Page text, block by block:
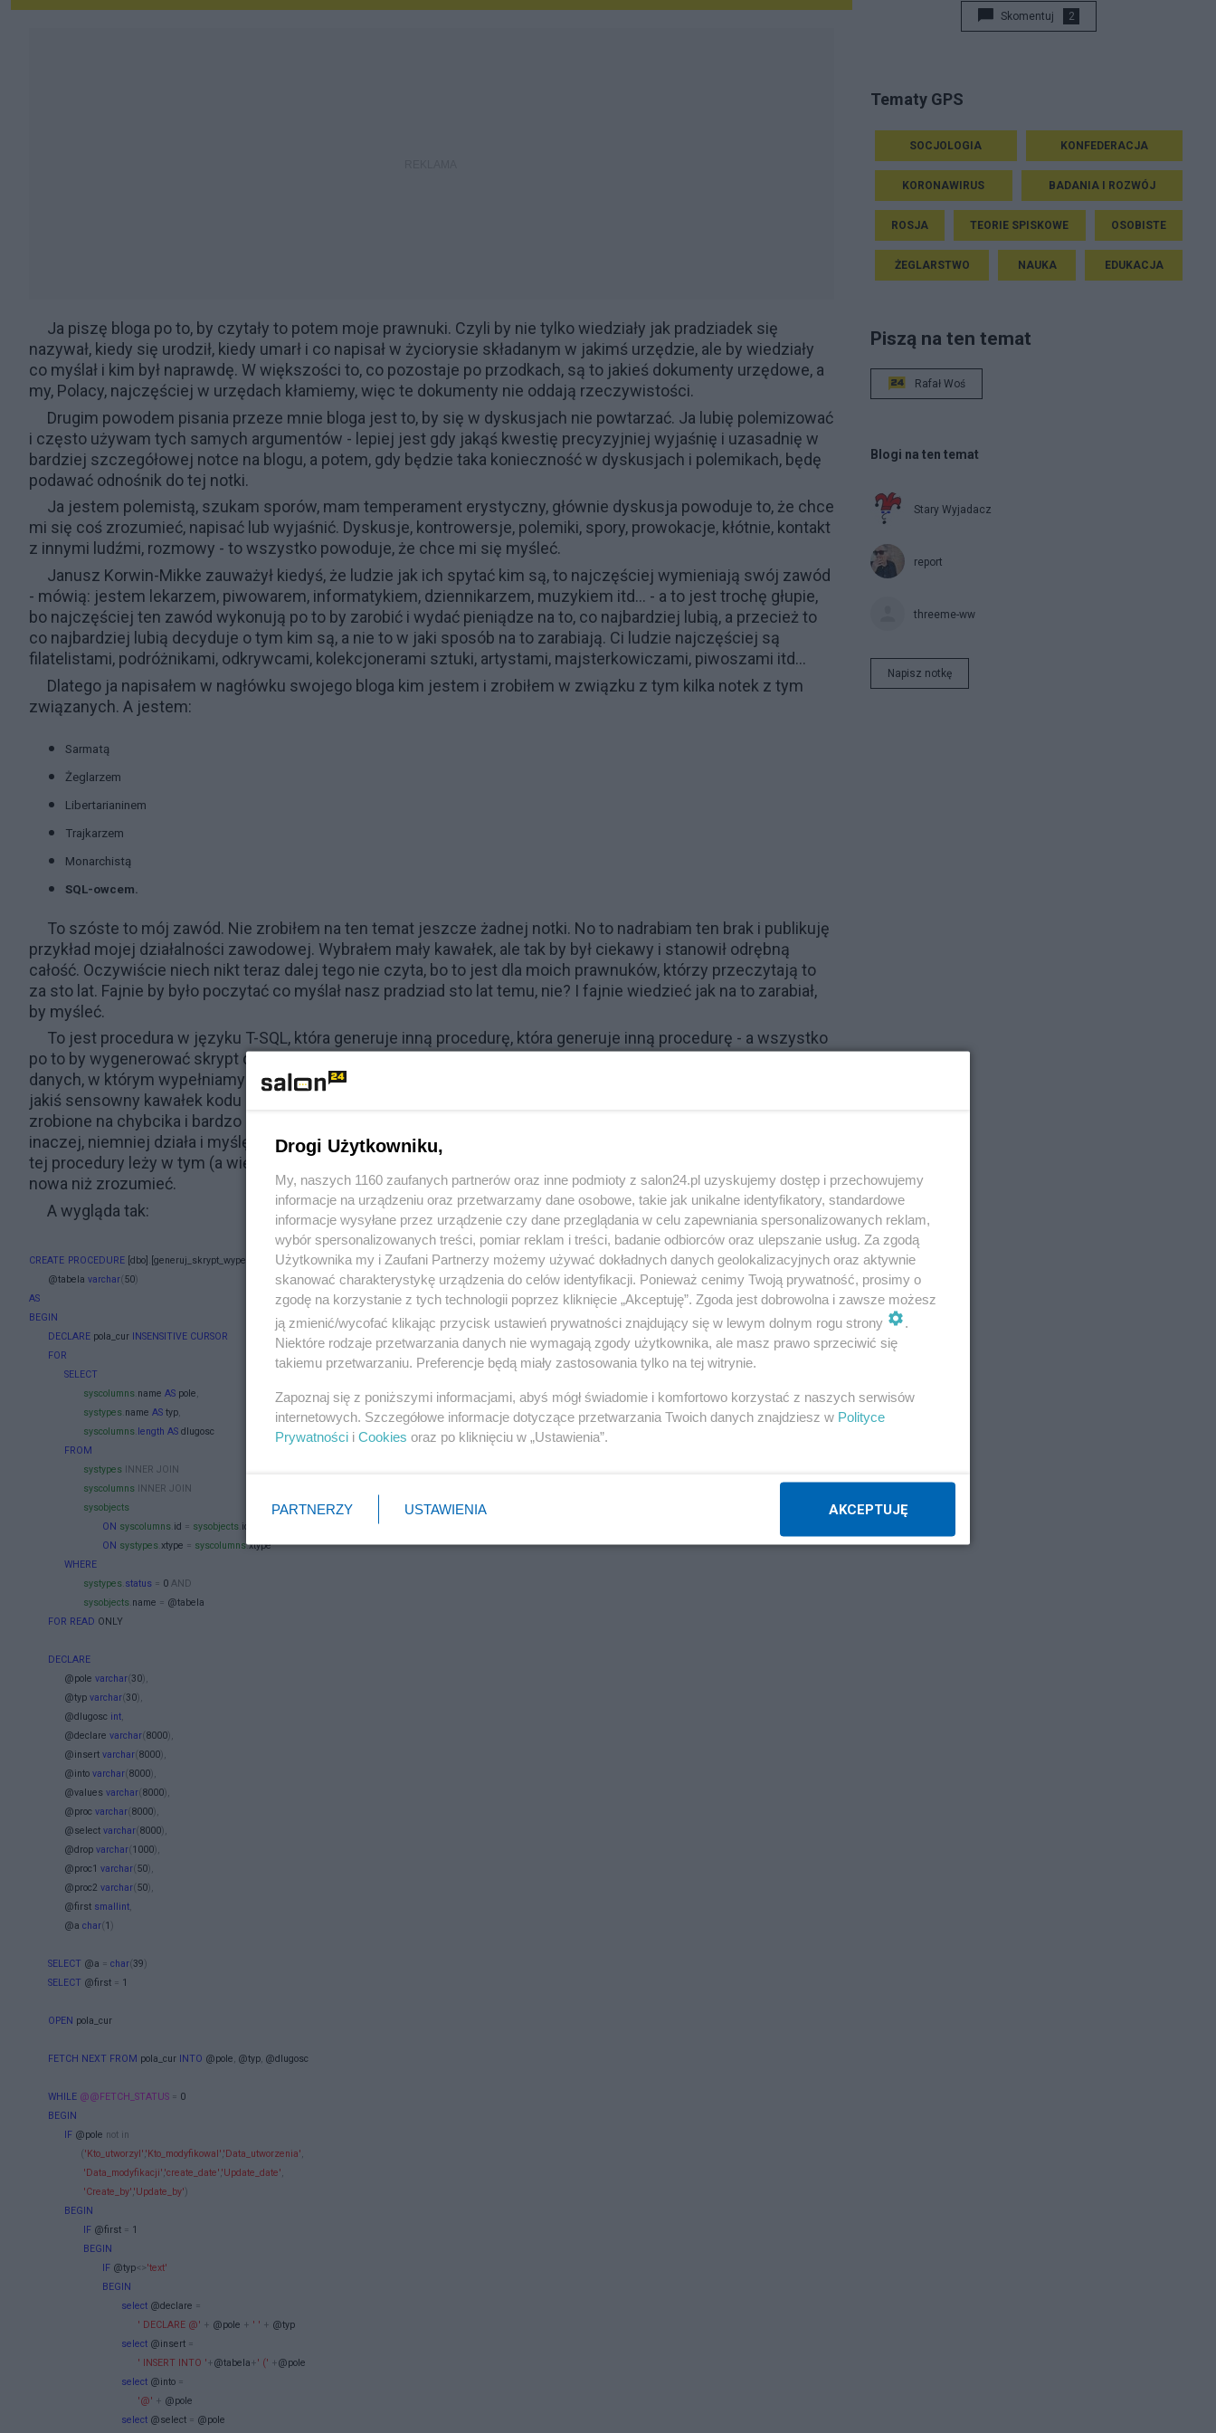
Ja piszę bloga po to, by czytały to potem moje prawnuki. Czyli by nie tylko wiedziały jak pradziadek się
nazywał, kiedy się urodził, kiedy umarł i co napisał w życiorysie składanym w jakimś urzędzie, ale by wiedziały
co myślał i kim był naprawdę. W większości to, co pozostaje po przodkach, są to jakieś dokumenty urzędowe, a
my, Polacy, najczęściej w urzędach kłamiemy, więc te dokumenty nie oddają rzeczywistości.
Drugim powodem pisania przeze mnie bloga jest to, by się w dyskusjach nie powtarzać. Ja lubię polemizować
i często używam tych samych argumentów - lepiej jest gdy jakąś kwestię precyzyjniej wyjaśnię i uzasadnię w
bardziej szczegółowej notce na blogu, a potem, gdy będzie taka konieczność w dyskusjach i polemikach, będę
podawać odnośnik do tej notki.
Ja jestem polemistą, szukam sporów, mam temperament erystyczny, głównie dyskusja powoduje to, że chce
mi się coś zrozumieć, napisać lub wyjaśnić. Dyskusje, kontrowersje, polemiki, spory, prowokacje, kłótnie, kontakt
z innymi ludźmi, rozmowy - to wszystko powoduje, że chce mi się myśleć.
Janusz Korwin-Mikke zauważył kiedyś, że ludzie jak ich spytać kim są, to najczęściej wymieniają swój zawód
- mówią: jestem lekarzem, piwowarem, informatykiem, dziennikarzem, muzykiem itd… - a to jest trochę głupie,
bo najczęściej ten zawód wykonują po to by zarobić i wydać pieniądze na to, co najbardziej lubią, a przecież to
co najbardziej lubią decyduje o tym kim są, a nie to w jaki sposób na to zarabiają. Ci ludzie najczęściej są
filatelistami, podróżnikami, odkrywcami, kolekcjonerami sztuki, artystami, majsterkowiczami, piwoszami itd…
Dlatego ja napisałem w nagłówku swojego bloga kim jestem i zrobiłem w związku z tym kilka notek z tym
związanych. A jestem:
Sarmatą
Żeglarzem
Libertarianinem
Trajkarzem
Monarchistą
SQL-owcem.
To szóste to mój zawód. Nie zrobiłem na ten temat jeszcze żadnej notki. No to nadrabiam ten brak i publikuję
przykład mojej działalności zawodowej. Wybrałem mały kawałek, ale tak by był ciekawy i stanowił odrębną
całość. Oczywiście niech nikt teraz dalej tego nie czyta, bo to jest dla moich prawnuków, którzy przeczytają to
za sto lat. Fajnie by było poczytać co myślał nasz pradziad sto lat temu, nie? I fajnie wiedzieć jak na to zarabiał,
by myśleć.
To jest procedura w języku T-SQL, która generuje inną procedurę, która generuje inną procedurę - a wszystko
po to by wygenerować skrypt dodający do tabeli dane - po to by utworzyć skrypt instalacyjny jakiejś bazy
danych, w którym wypełniamy danymi różne tabele konfiguracyjne. Daleko jej do tego by przedstawiać ją jako
jakiś sensowny kawałek kodu do naśladowania - nie ma w tym komentarzy, nie jest całkiem uniwersalne, zostało
zrobione na chybcika i bardzo dawno temu. Ta procedura jest bez sensu, takie sprawy fachowo załatwia się
inaczej, niemniej działa i myślę, że to wystarczy, by całkowicie zademonstrować mój zawód. Dodatkowo piękno
tej procedury leży w tym (a większość informatyków uzna to za kompromitującą wadę), że łatwiej ją napisać od
nowa niż zrozumieć.
A wygląda tak:
CREATE PROCEDURE [dbo] [generuj_skrypt_wypelniajacy]
@tabela varchar(50)
AS
BEGIN
DECLARE pola_cur INSENSITIVE CURSOR
FOR
SELECT
syscolumns name AS pole
systypes name AS typ
syscolumns length AS dlugosc
FROM
systypes INNER JOIN
syscolumns INNER JOIN
sysobjects
ON syscolumns id = sysobjects id
ON systypes xtype = syscolumns.xtype
WHERE
systypes status = 0 AND
sysobjects name = @tabela
FOR READ ONLY
DECLARE
@pole varchar(30),
@typ varchar(30),
@dlugosc int
@declare varchar(8000),
@insert varchar(8000),
@into varchar(8000),
@values varchar(8000),
@proc varchar(8000),
@select varchar(8000),
@drop varchar(1000),
@proc1 varchar(50),
@proc2 varchar(50),
@first smallint
@a char(1 )
SELECT @a = char(39 )
SELECT @first = 1
OPEN pola_cur
FETCH NEXT FROM pola_cur INTO @pole @typ @dlugosc
WHILE @@FETCH_STATUS = 0
BEGIN
IF @pole not in
('Kto_utworzyl' 'Kto_modyfikowal' 'Data_utworzenia'
'Data_modyfikacji' 'create_date' 'Update_date'
'Create_by' 'Update_by' )
BEGIN
IF @first = 1
BEGIN
IF @typ<>'text'
BEGIN
select @declare =
' DECLARE @' + @pole + ' ' + @typ
select @insert =
' INSERT INTO '+@tabela+' (' +@pole
select @into =
'@' + @pole
select @select = @pole
Skomentuj 2
Tematy GPS
SOCJOLOGIA KONFEDERACJA
KORONAWIRUS BADANIA I ROZWÓJ
ROSJA TEORIE SPISKOWE OSOBISTE
ŻEGLARSTWO NAUKA EDUKACJA
Piszą na ten temat
Rafał Woś
Blogi na ten temat
Stary Wyjadacz
report
threeme-ww
Napisz notkę
Drogi Użytkowniku,
My, naszych 1160 zaufanych partnerów oraz inne podmioty z salon24.pl uzyskujemy dostęp i przechowujemy
informacje na urządzeniu oraz przetwarzamy dane osobowe, takie jak unikalne identyfikatory, standardowe
informacje wysyłane przez urządzenie czy dane przeglądania w celu zapewniania spersonalizowanych reklam,
wybór spersonalizowanych treści, pomiar reklam i treści, badanie odbiorców oraz ulepszanie usług. Za zgodą
Użytkownika my i Zaufani Partnerzy możemy używać dokładnych danych geolokalizacyjnych oraz aktywnie
skanować charakterystykę urządzenia do celów identyfikacji. Ponieważ cenimy Twoją prywatność, prosimy o
zgodę na korzystanie z tych technologii poprzez kliknięcie „Akceptuję”. Zgoda jest dobrowolna i zawsze możesz
ją zmienić/wycofać klikając przycisk ustawień prywatności znajdujący się w lewym dolnym rogu strony
.
Niektóre rodzaje przetwarzania danych nie wymagają zgody użytkownika, ale masz prawo sprzeciwić się
takiemu przetwarzaniu. Preferencje będą miały zastosowania tylko na tej witrynie.
Zapoznaj się z poniższymi informacjami, abyś mógł świadomie i komfortowo korzystać z naszych serwisów
internetowych. Szczegółowe informacje dotyczące przetwarzania Twoich danych znajdziesz w Polityce
Prywatności i Cookies oraz po kliknięciu w „Ustawienia”.
PARTNERZY USTAWIENIA AKCEPTUJĘ